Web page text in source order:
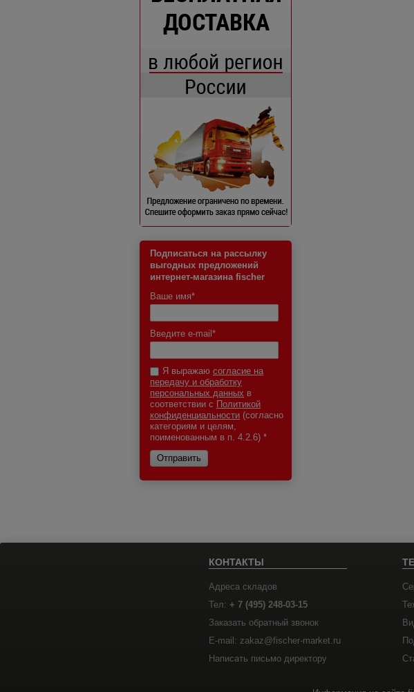
Подписаться на рассылку
выгодных предложений
интернет-магазина fischer
Ваше имя*
Введите e-mail *
Я выражаю согласие на
передачу и обработку
персональных данных в
соответствии с Политикой
конфиденциальности (согласно
категориям и целям,
поименованным в п. 4.2.6) *
Отправить
КОНТАКТЫ
Адреса складов
Тел: + 7 (495) 248-03-15
Заказать обратный звонок
E-mail: zakaz@fischer-market.ru
Написать письмо директору